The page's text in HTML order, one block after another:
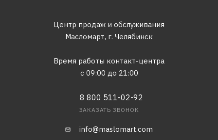
Центр продаж и обслуживания
Масломарт, г. Челябинск
Время работы контакт-центра
с 09:00 до 21:00
8 800 511-02-92
ЗАКАЗАТЬ ЗВОНОК
info@maslomart.com